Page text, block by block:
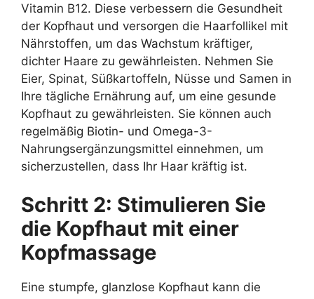
Vitamin B12. Diese verbessern die Gesundheit
der Kopfhaut und versorgen die Haarfollikel mit
Nährstoffen, um das Wachstum kräftiger,
dichter Haare zu gewährleisten. Nehmen Sie
Eier, Spinat, Süßkartoffeln, Nüsse und Samen in
Ihre tägliche Ernährung auf, um eine gesunde
Kopfhaut zu gewährleisten. Sie können auch
regelmäßig Biotin- und Omega-3-
Nahrungsergänzungsmittel einnehmen, um
sicherzustellen, dass Ihr Haar kräftig ist.
Schritt 2: Stimulieren Sie
die Kopfhaut mit einer
Kopfmassage
Eine stumpfe, glanzlose Kopfhaut kann die